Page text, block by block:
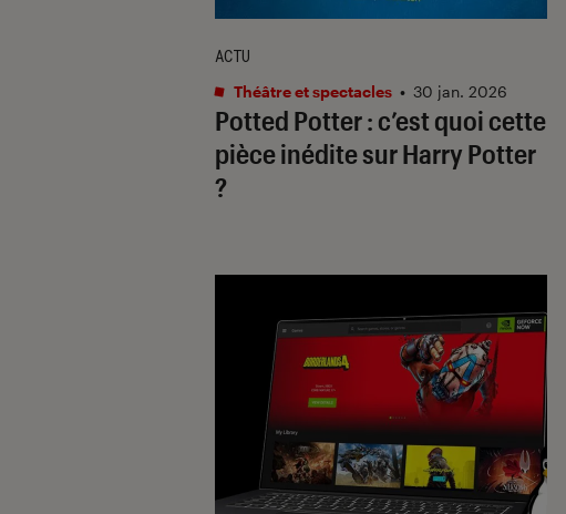
Potted Potter: c’est quoi cette
pièce inédite surHarry Potter
?
ACTU
Théâtre et spectacles • 30 jan. 2026